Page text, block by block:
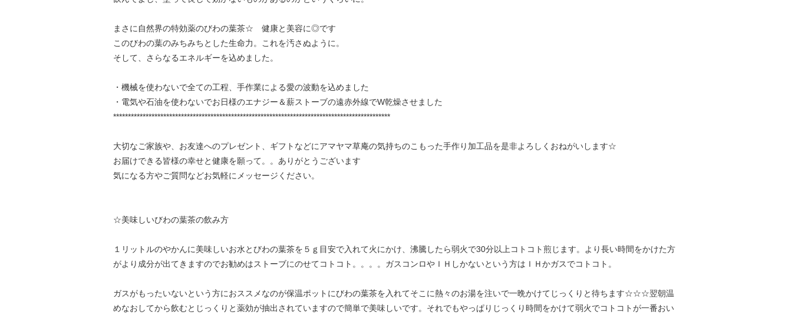
まさに自然界の特効薬のびわの葉茶☆ 健康と美容に◎です
このびわの葉のみちみちとした生命力。これを汚さぬように。
そして、さらなるエネルギーを込めました。
・機械を使わないで全ての工程、手作業による愛の波動を込めました
・電気や石油を使わないでお日様のエナジー＆薪ストーブの遠赤外線でW乾燥させました
**********************************************************************************************
大切なご家族や、お友達へのプレゼント、ギフトなどにアマヤマ草庵の気持ちのこもった手作り加工品を是非よろしくおねがいします☆
お届けできる皆様の幸せと健康を願って。。ありがとうございます
気になる方やご質問などお気軽にメッセージください。
☆美味しいびわの葉茶の飲み方
１リットルのやかんに美味しいお水とびわの葉茶を５ｇ目安で入れて火にかけ、沸騰したら弱火で30分以上コトコト煎じます。より長い時間をかけた方
がより成分が出てきますのでお勧めはストーブにのせてコトコト。。。。ガスコンロやＩＨしかないという方はＩＨかガスでコトコト。
ガスがもったいないという方におススメなのが保温ポットにびわの葉茶を入れてそこに熱々のお湯を注いで一晩かけてじっくりと待ちます☆☆☆翌朝温
めなおしてから飲むとじっくりと薬効が抽出されていますので簡単で美味しいです。それでもやっぱりじっくり時間をかけて弱火でコトコトが一番おい